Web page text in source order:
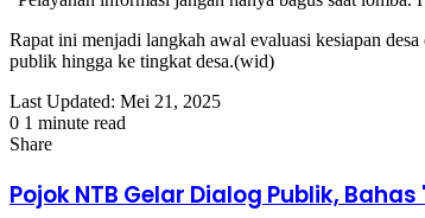
Rapat ini menjadi langkah awal evaluasi kesiapan
publik hingga ke tingkat desa.(wid)
Last Updated: Mei 21, 2025
0 1 minute read
Facebook
Twitter
LinkedIn
Tumblr
Pinterest
Reddit
VKontakte
Odnoklassniki
Pocket
Share
via
Email
Pojok NTB Gelar Dialog Publik,